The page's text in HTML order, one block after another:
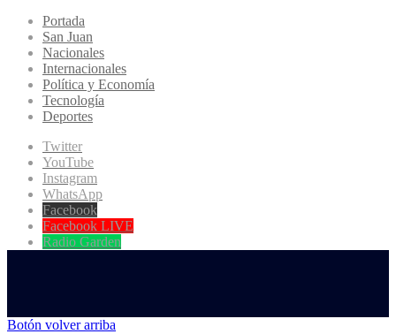
Portada
San Juan
Nacionales
Internacionales
Política y Economía
Tecnología
Deportes
Twitter
YouTube
Instagram
WhatsApp
Facebook
Facebook LIVE
Radio Garden
Botón volver arriba